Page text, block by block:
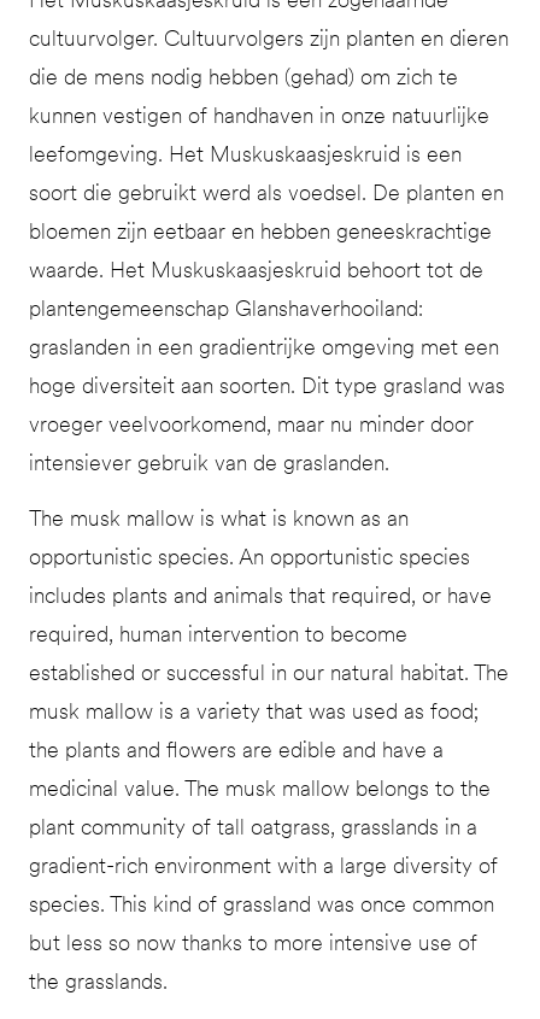
cultuurvolger. Cultuurvolgers zijn planten en dieren
die de mens nodig hebben (gehad) om zich te
kunnen vestigen of handhaven in onze natuurlijke
leefomgeving. Het Muskuskaasjeskruid is een
soort die gebruikt werd als voedsel. De planten en
bloemen zijn eetbaar en hebben geneeskrachtige
waarde. Het Muskuskaasjeskruid behoort tot de
plantengemeenschap Glanshaverhooiland:
graslanden in een gradientrijke omgeving met een
hoge diversiteit aan soorten. Dit type grasland was
vroeger veelvoorkomend, maar nu minder door
intensiever gebruik van de graslanden.
The musk mallow is what is known as an
opportunistic species. An opportunistic species
includes plants and animals that required, or have
required, human intervention to become
established or successful in our natural habitat. The
musk mallow is a variety that was used as food;
the plants and flowers are edible and have a
medicinal value. The musk mallow belongs to the
plant community of tall oatgrass, grasslands in a
gradient-rich environment with a large diversity of
species. This kind of grassland was once common
but less so now thanks to more intensive use of
the grasslands.